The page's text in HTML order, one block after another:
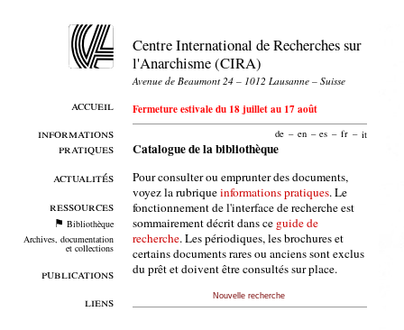
accueil
informations
pratiques
actualités
ressources
Bibliothèque
Archives, documentation
et collections
publications
liens
Centre International de Recherches sur
l'Anarchisme (CIRA)
Avenue de Beaumont 24 – 1012 Lausanne – Suisse
Fermeture estivale du 18 juillet au 17 août
de – en – es – fr – it
Catalogue de la bibliothèque
Pour consulter ou emprunter des documents,
voyez la rubriqueinformations pratiques. Le
fonctionnement de l'interface de recherche est
sommairement décrit dans ce guide de
recherche. Les périodiques, les brochures et
certains documents rares ou anciens sont exclus
du prêt et doivent être consultés sur place.
Nouvelle recherche